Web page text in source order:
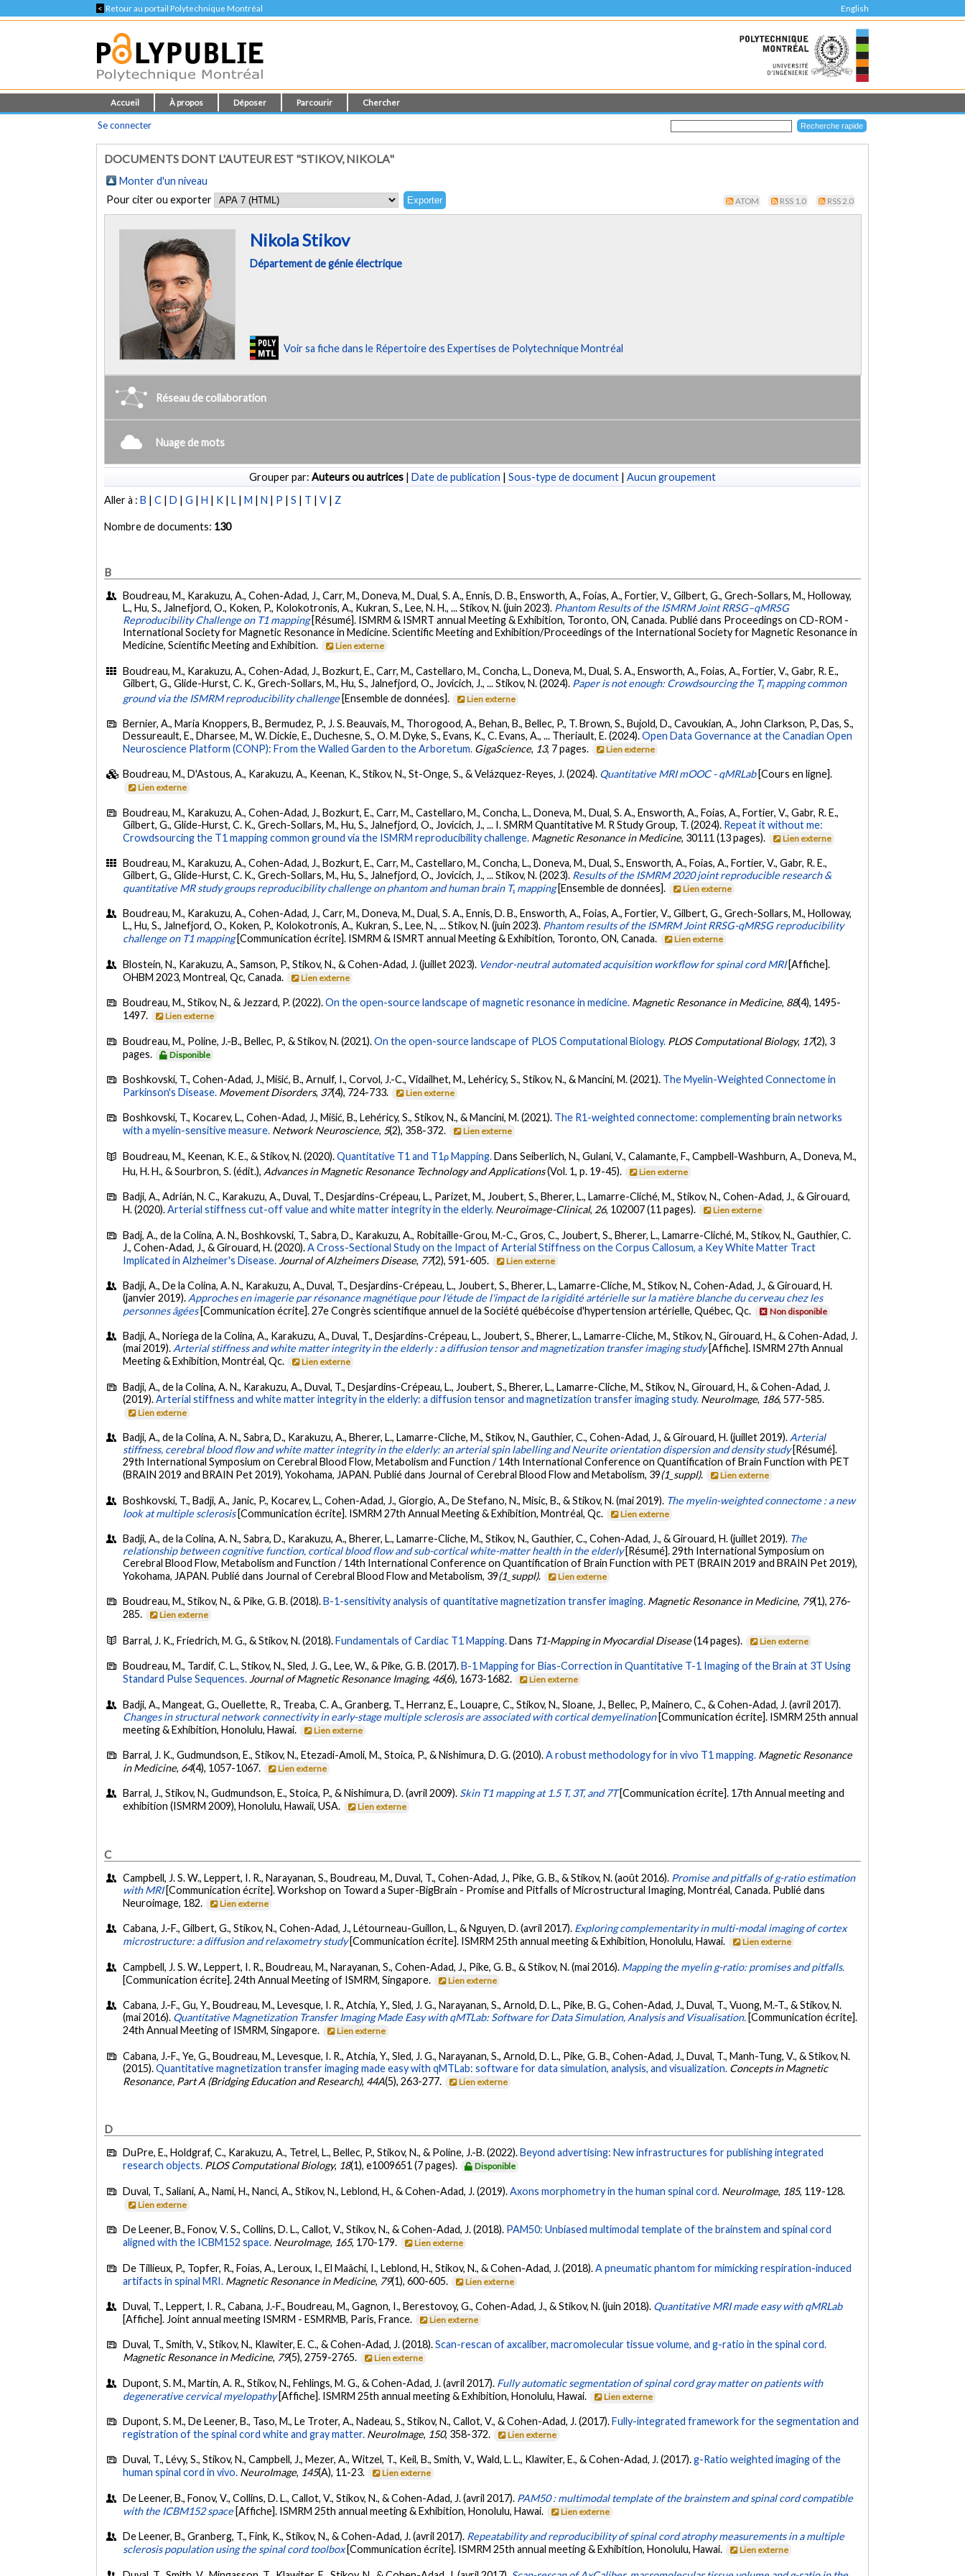
< Retour au portail Polytechnique Montréal English
Accueil À propos Déposer Parcourir Chercher
Se connecter
DOCUMENTS DONT L'AUTEUR EST "STIKOV, NIKOLA"
Monter d'un niveau
Pour citer ou exporter
ATOM RSS 1.0 RSS 2.0
Nikola Stikov
Département de génie électrique
Voir sa fiche dans le Répertoire des Expertises de Polytechnique Montréal
Réseau de collaboration
Nuage de mots
Grouper par: Auteurs ou autrices | Date de publication | Sous-type de document | Aucun groupement
Aller à :B |C |D |G |H | K |L |M |N | P |S | T |V | Z
Nombre de documents: 130
B
Boudreau, M., Karakuzu, A., Cohen-Adad, J., Carr, M., Doneva, M., Dual, S. A., Ennis, D. B., Ensworth, A., Foias, A., Fortier, V., Gilbert, G., Grech-Sollars, M., Holloway,
L., Hu, S., Jalnefjord, O., Koken, P., Kolokotronis, A., Kukran, S., Lee, N. H., ... Stikov, N. (juin 2023). Phantom Results of the ISMRM Joint RRSG–qMRSG
Reproducibility Challenge on T1 mapping [Résumé]. ISMRM & ISMRT annual Meeting & Exhibition, Toronto, ON, Canada. Publié dans Proceedings on CD-ROM -
International Society for Magnetic Resonance in Medicine. Scientific Meeting and Exhibition/Proceedings of the International Society for Magnetic Resonance in
Medicine, Scientific Meeting and Exhibition.
Lien externe
Boudreau, M., Karakuzu, A., Cohen-Adad, J., Bozkurt, E., Carr, M., Castellaro, M., Concha, L., Doneva, M., Dual, S. A., Ensworth, A., Foias, A., Fortier, V., Gabr, R. E.,
Gilbert, G., Glide-Hurst, C. K., Grech-Sollars, M., Hu, S., Jalnefjord, O., Jovicich, J., ... Stikov, N. (2024). Paper is not enough: Crowdsourcing the T₁ mapping common
ground via the ISMRM reproducibility challenge [Ensemble de données]. Lien externe
Bernier, A., Maria Knoppers, B., Bermudez, P., J. S. Beauvais, M., Thorogood, A., Behan, B., Bellec, P., T. Brown, S., Bujold, D., Cavoukian, A., John Clarkson, P., Das, S.,
Dessureault, E., Dharsee, M., W. Dickie, E., Duchesne, S., O. M. Dyke, S., Evans, K., C. Evans, A., ... Theriault, E. (2024).Open Data Governance at the Canadian Open
Neuroscience Platform (CONP): From the Walled Garden to the Arboretum. GigaScience, 13, 7 pages. Lien externe
Boudreau, M., D'Astous, A., Karakuzu, A., Keenan, K., Stikov, N., St-Onge, S., & Velázquez-Reyes, J. (2024). Quantitative MRI mOOC - qMRLab [Cours en ligne].
Lien externe
Boudreau, M., Karakuzu, A., Cohen-Adad, J., Bozkurt, E., Carr, M., Castellaro, M., Concha, L., Doneva, M., Dual, S. A., Ensworth, A., Foias, A., Fortier, V., Gabr, R. E.,
Gilbert, G., Glide-Hurst, C. K., Grech-Sollars, M., Hu, S., Jalnefjord, O., Jovicich, J., ... I. SMRM Quantitative M. R Study Group, T. (2024). Repeat it without me:
Crowdsourcing the T1 mapping common ground via the ISMRM reproducibility challenge. Magnetic Resonance in Medicine, 30111 (13 pages). Lien externe
Boudreau, M., Karakuzu, A., Cohen-Adad, J., Bozkurt, E., Carr, M., Castellaro, M., Concha, L., Doneva, M., Dual, S., Ensworth, A., Foias, A., Fortier, V., Gabr, R. E.,
Gilbert, G., Glide-Hurst, C. K., Grech-Sollars, M., Hu, S., Jalnefjord, O., Jovicich, J., ... Stikov, N. (2023). Results of the ISMRM 2020 joint reproducible research &
quantitative MR study groups reproducibility challenge on phantom and human brain T₁ mapping [Ensemble de données]. Lien externe
Boudreau, M., Karakuzu, A., Cohen-Adad, J., Carr, M., Doneva, M., Dual, S. A., Ennis, D. B., Ensworth, A., Foias, A., Fortier, V., Gilbert, G., Grech-Sollars, M., Holloway,
L., Hu, S., Jalnefjord, O., Koken, P., Kolokotronis, A., Kukran, S., Lee, N., ... Stikov, N. (juin 2023). Phantom results of the ISMRM Joint RRSG-qMRSG reproducibility
challenge on T1 mapping [Communication écrite]. ISMRM & ISMRT annual Meeting & Exhibition, Toronto, ON, Canada. Lien externe
Blostein, N., Karakuzu, A., Samson, P., Stikov, N., & Cohen-Adad, J. (juillet 2023). Vendor-neutral automated acquisition workflow for spinal cord MRI [Affiche].
OHBM 2023, Montreal, Qc, Canada.
Lien externe
Boudreau, M., Stikov, N., & Jezzard, P. (2022).On the open-source landscape of magnetic resonance in medicine. Magnetic Resonance in Medicine, 88(4), 1495-
1497.
Lien externe
Boudreau, M., Poline, J.-B., Bellec, P., & Stikov, N. (2021).On the open-source landscape of PLOS Computational Biology. PLOS Computational Biology, 17(2), 3
pages.
Disponible
Boshkovski, T., Cohen-Adad, J., Mišić, B., Arnulf, I., Corvol, J.-C., Vidailhet, M., Lehéricy, S., Stikov, N., & Mancini, M. (2021). The Myelin-Weighted Connectome in
Parkinson's Disease. Movement Disorders, 37(4), 724-733. Lien externe
Boshkovski, T., Kocarev, L., Cohen-Adad, J., Mišić, B., Lehéricy, S., Stikov, N., & Mancini, M. (2021). The R1-weighted connectome: complementing brain networks
with a myelin-sensitive measure. Network Neuroscience, 5(2), 358-372. Lien externe
Boudreau, M., Keenan, K. E., & Stikov, N. (2020).Quantitative T1 and T1ρ Mapping.Dans Seiberlich, N., Gulani, V., Calamante, F., Campbell-Washburn, A., Doneva, M.,
Hu, H. H., & Sourbron, S. (édit.), Advances in Magnetic Resonance Technology and Applications(Vol. 1, p. 19-45). Lien externe
Badji, A., Adrián, N. C., Karakuzu, A., Duval, T., Desjardins-Crépeau, L., Parizet, M., Joubert, S., Bherer, L., Lamarre-Cliché, M., Stikov, N., Cohen-Adad, J., & Girouard,
H. (2020).Arterial stiffness cut-off value and white matter integrity in the elderly. Neuroimage-Clinical, 26, 102007 (11 pages). Lien externe
Badj, A., de la Colina, A. N., Boshkovski, T., Sabra, D., Karakuzu, A., Robitaille-Grou, M.-C., Gros, C., Joubert, S., Bherer, L., Lamarre-Cliché, M., Stikov, N., Gauthier, C.
J., Cohen-Adad, J., & Girouard, H. (2020).A Cross-Sectional Study on the Impact of Arterial Stiffness on the Corpus Callosum, a Key White Matter Tract
Implicated in Alzheimer's Disease. Journal of Alzheimers Disease, 77(2), 591-605. Lien externe
Badji, A., De la Colina, A. N., Karakuzu, A., Duval, T., Desjardins-Crépeau, L., Joubert, S., Bherer, L., Lamarre-Cliche, M., Stikov, N., Cohen-Adad, J., & Girouard, H.
(janvier 2019). Approches en imagerie par résonance magnétique pour l'étude de l'impact de la rigidité artérielle sur la matière blanche du cerveau chez les
personnes âgées [Communication écrite]. 27e Congrès scientifique annuel de la Société québécoise d'hypertension artérielle, Québec, Qc. Non disponible
Badji, A., Noriega de la Colina, A., Karakuzu, A., Duval, T., Desjardins-Crépeau, L., Joubert, S., Bherer, L., Lamarre-Cliche, M., Stikov, N., Girouard, H., & Cohen-Adad, J.
(mai 2019). Arterial stiffness and white matter integrity in the elderly : a diffusion tensor and magnetization transfer imaging study [Affiche]. ISMRM 27th Annual
Meeting & Exhibition, Montréal, Qc.
Lien externe
Badji, A., de la Colina, A. N., Karakuzu, A., Duval, T., Desjardins-Crépeau, L., Joubert, S., Bherer, L., Lamarre-Cliche, M., Stikov, N., Girouard, H., & Cohen-Adad, J.
(2019).Arterial stiffness and white matter integrity in the elderly: a diffusion tensor and magnetization transfer imaging study. NeuroImage, 186, 577-585.
Lien externe
Badji, A., de la Colina, A. N., Sabra, D., Karakuzu, A., Bherer, L., Lamarre-Cliche, M., Stikov, N., Gauthier, C., Cohen-Adad, J., & Girouard, H. (juillet 2019). Arterial
stiffness, cerebral blood flow and white matter integrity in the elderly: an arterial spin labelling and Neurite orientation dispersion and density study [Résumé].
29th International Symposium on Cerebral Blood Flow, Metabolism and Function / 14th International Conference on Quantification of Brain Function with PET
(BRAIN 2019 and BRAIN Pet 2019), Yokohama, JAPAN. Publié dans Journal of Cerebral Blood Flow and Metabolism, 39(1_suppl). Lien externe
Boshkovski, T., Badji, A., Janic, P., Kocarev, L., Cohen-Adad, J., Giorgio, A., De Stefano, N., Misic, B., & Stikov, N. (mai 2019). The myelin-weighted connectome : a new
look at multiple sclerosis [Communication écrite]. ISMRM 27th Annual Meeting & Exhibition, Montréal, Qc. Lien externe
Badji, A., de la Colina, A. N., Sabra, D., Karakuzu, A., Bherer, L., Lamarre-Cliche, M., Stikov, N., Gauthier, C., Cohen-Adad, J., & Girouard, H. (juillet 2019). The
relationship between cognitive function, cortical blood flow and sub-cortical white-matter health in the elderly [Résumé]. 29th International Symposium on
Cerebral Blood Flow, Metabolism and Function / 14th International Conference on Quantification of Brain Function with PET (BRAIN 2019 and BRAIN Pet 2019),
Yokohama, JAPAN. Publié dans Journal of Cerebral Blood Flow and Metabolism, 39(1_suppl). Lien externe
Boudreau, M., Stikov, N., & Pike, G. B. (2018).B-1-sensitivity analysis of quantitative magnetization transfer imaging. Magnetic Resonance in Medicine, 79(1), 276-
285.
Lien externe
Barral, J. K., Friedrich, M. G., & Stikov, N. (2018).Fundamentals of Cardiac T1 Mapping.Dans T1-Mapping in Myocardial Disease(14 pages). Lien externe
Boudreau, M., Tardif, C. L., Stikov, N., Sled, J. G., Lee, W., & Pike, G. B. (2017).B-1 Mapping for Bias-Correction in Quantitative T-1 Imaging of the Brain at 3T Using
Standard Pulse Sequences. Journal of Magnetic Resonance Imaging, 46(6), 1673-1682. Lien externe
Badji, A., Mangeat, G., Ouellette, R., Treaba, C. A., Granberg, T., Herranz, E., Louapre, C., Stikov, N., Sloane, J., Bellec, P., Mainero, C., & Cohen-Adad, J. (avril 2017).
Changes in structural network connectivity in early-stage multiple sclerosis are associated with cortical demyelination [Communication écrite]. ISMRM 25th annual
meeting & Exhibition, Honolulu, Hawai.
Lien externe
Barral, J. K., Gudmundson, E., Stikov, N., Etezadi-Amoli, M., Stoica, P., & Nishimura, D. G. (2010).A robust methodology for in vivo T1 mapping. Magnetic Resonance
in Medicine, 64(4), 1057-1067. Lien externe
Barral, J., Stikov, N., Gudmundson, E., Stoica, P., & Nishimura, D. (avril 2009). Skin T1 mapping at 1.5 T, 3T, and 7T [Communication écrite]. 17th Annual meeting and
exhibition (ISMRM 2009), Honolulu, Hawaii, USA.
Lien externe
C
Campbell, J. S. W., Leppert, I. R., Narayanan, S., Boudreau, M., Duval, T., Cohen-Adad, J., Pike, G. B., & Stikov, N. (août 2016). Promise and pitfalls of g-ratio estimation
with MRI [Communication écrite]. Workshop on Toward a Super-BigBrain - Promise and Pitfalls of Microstructural Imaging, Montréal, Canada. Publié dans
Neuroimage, 182.
Lien externe
Cabana, J.-F., Gilbert, G., Stikov, N., Cohen-Adad, J., Létourneau-Guillon, L., & Nguyen, D. (avril 2017). Exploring complementarity in multi-modal imaging of cortex
microstructure: a diffusion and relaxometry study [Communication écrite]. ISMRM 25th annual meeting & Exhibition, Honolulu, Hawai. Lien externe
Campbell, J. S. W., Leppert, I. R., Boudreau, M., Narayanan, S., Cohen-Adad, J., Pike, G. B., & Stikov, N. (mai 2016). Mapping the myelin g-ratio: promises and pitfalls.
[Communication écrite]. 24th Annual Meeting of ISMRM, Singapore.
Lien externe
Cabana, J.-F., Gu, Y., Boudreau, M., Levesque, I. R., Atchia, Y., Sled, J. G., Narayanan, S., Arnold, D. L., Pike, B. G., Cohen-Adad, J., Duval, T., Vuong, M.-T., & Stikov, N.
(mai 2016). Quantitative Magnetization Transfer Imaging Made Easy with qMTLab: Software for Data Simulation, Analysis and Visualisation. [Communication écrite].
24th Annual Meeting of ISMRM, Singapore.
Lien externe
Cabana, J.-F., Ye, G., Boudreau, M., Levesque, I. R., Atchia, Y., Sled, J. G., Narayanan, S., Arnold, D. L., Pike, G. B., Cohen-Adad, J., Duval, T., Manh-Tung, V., & Stikov, N.
(2015).Quantitative magnetization transfer imaging made easy with qMTLab: software for data simulation, analysis, and visualization. Concepts in Magnetic
Resonance, Part A (Bridging Education and Research), 44A(5), 263-277. Lien externe
D
DuPre, E., Holdgraf, C., Karakuzu, A., Tetrel, L., Bellec, P., Stikov, N., & Poline, J.-B. (2022).Beyond advertising: New infrastructures for publishing integrated
research objects. PLOS Computational Biology, 18(1), e1009651 (7 pages). Disponible
Duval, T., Saliani, A., Nami, H., Nanci, A., Stikov, N., Leblond, H., & Cohen-Adad, J. (2019).Axons morphometry in the human spinal cord. NeuroImage, 185, 119-128.
Lien externe
De Leener, B., Fonov, V. S., Collins, D. L., Callot, V., Stikov, N., & Cohen-Adad, J. (2018). PAM50: Unbiased multimodal template of the brainstem and spinal cord
aligned with the ICBM152 space. NeuroImage, 165, 170-179. Lien externe
De Tillieux, P., Topfer, R., Foias, A., Leroux, I., El Maâchi, I., Leblond, H., Stikov, N., & Cohen-Adad, J. (2018).A pneumatic phantom for mimicking respiration-induced
artifacts in spinal MRI. Magnetic Resonance in Medicine, 79(1), 600-605. Lien externe
Duval, T., Leppert, I. R., Cabana, J.-F., Boudreau, M., Gagnon, I., Berestovoy, G., Cohen-Adad, J., & Stikov, N. (juin 2018). Quantitative MRI made easy with qMRLab
[Affiche]. Joint annual meeting ISMRM - ESMRMB, Paris, France.
Lien externe
Duval, T., Smith, V., Stikov, N., Klawiter, E. C., & Cohen-Adad, J. (2018).Scan-rescan of axcaliber, macromolecular tissue volume, and g-ratio in the spinal cord.
Magnetic Resonance in Medicine, 79(5), 2759-2765. Lien externe
Dupont, S. M., Martin, A. R., Stikov, N., Fehlings, M. G., & Cohen-Adad, J. (avril 2017). Fully automatic segmentation of spinal cord gray matter on patients with
degenerative cervical myelopathy [Affiche]. ISMRM 25th annual meeting & Exhibition, Honolulu, Hawai. Lien externe
Dupont, S. M., De Leener, B., Taso, M., Le Troter, A., Nadeau, S., Stikov, N., Callot, V., & Cohen-Adad, J. (2017).Fully-integrated framework for the segmentation and
registration of the spinal cord white and gray matter. NeuroImage, 150, 358-372. Lien externe
Duval, T., Lévy, S., Stikov, N., Campbell, J., Mezer, A., Witzel, T., Keil, B., Smith, V., Wald, L. L., Klawiter, E., & Cohen-Adad, J. (2017).g-Ratio weighted imaging of the
human spinal cord in vivo. NeuroImage, 145(A), 11-23. Lien externe
De Leener, B., Fonov, V., Collins, D. L., Callot, V., Stikov, N., & Cohen-Adad, J. (avril 2017). PAM50 : multimodal template of the brainstem and spinal cord compatible
with the ICBM152 space [Affiche]. ISMRM 25th annual meeting & Exhibition, Honolulu, Hawai. Lien externe
De Leener, B., Granberg, T., Fink, K., Stikov, N., & Cohen-Adad, J. (avril 2017). Repeatability and reproducibility of spinal cord atrophy measurements in a multiple
sclerosis population using the spinal cord toolbox [Communication écrite]. ISMRM 25th annual meeting & Exhibition, Honolulu, Hawai. Lien externe